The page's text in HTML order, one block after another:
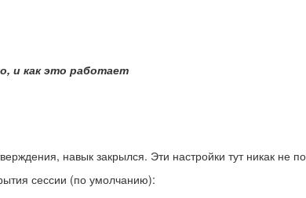
и как это работает
навык закрылся. Эти настройки тут никак не
сессии (по умолчанию):